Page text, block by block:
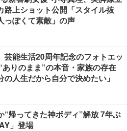
路上ショット公開「スタイル抜
っぽくて素敵」の声
芸能生活20周年記念のフォトエッ
ありのまま”の本音・家族の存在
の人生だから自分で決めたい」
“帰ってきた神ボディ”解放 7年ぶ
」登場